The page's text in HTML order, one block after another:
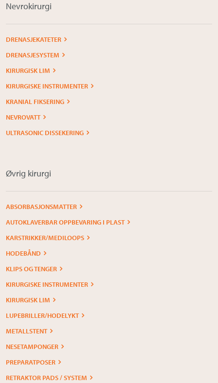
Nevrokirurgi
DRENASJEKATETER
DRENASJESYSTEM
KIRURGISK LIM
KIRURGISKE INSTRUMENTER
KRANIAL FIKSERING
NEVROVATT
ULTRASONIC DISSEKERING
Øvrig kirurgi
ABSORBASJONSMATTER
AUTOKLAVERBAR OPPBEVARING I PLAST
KARSTRIKKER/MEDILOOPS
HODEBÅND
KLIPS OG TENGER
KIRURGISKE INSTRUMENTER
KIRURGISK LIM
LUPEBRILLER/HODELYKT
METALLSTENT
NESETAMPONGER
PREPARATPOSER
RETRAKTOR PADS / SYSTEM